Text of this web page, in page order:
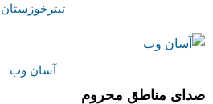
تیترخوزستان
آسان وب
صدای مناطق محروم